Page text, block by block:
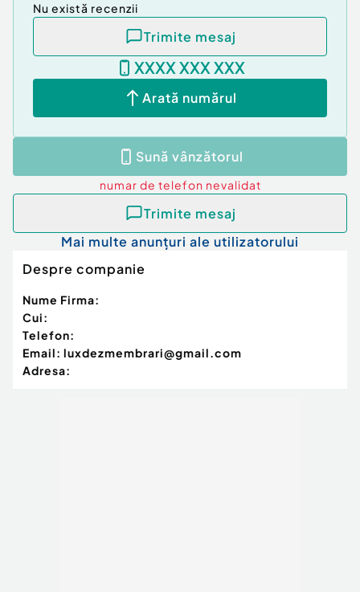
Nu există recenzii
Trimite mesaj
XXXX XXX XXX
Arată numărul
Sună vânzătorul
numar de telefon nevalidat
Trimite mesaj
Mai multe anunțuri ale utilizatorului
Despre companie
Nume Firma:
Cui:
Telefon:
Email: luxdezmembrari@gmail.com
Adresa: